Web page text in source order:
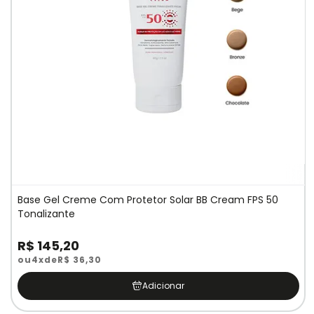
Base Gel Creme Com Protetor Solar BB Cream FPS 50
Tonalizante
R$ 145,20
ou4xdeR$ 36,30
Adicionar